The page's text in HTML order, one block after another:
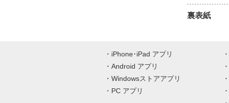
裏表紙
iPhone･iPad アプリ
Android アプリ
Windowsストアアプリ
PC アプリ